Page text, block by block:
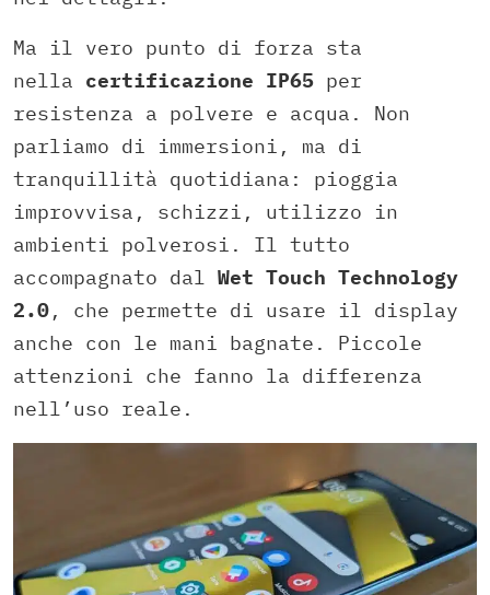
Ma il vero punto di forza sta
nella certificazione IP65 per
resistenza a polvere e acqua. Non
parliamo di immersioni, ma di
tranquillità quotidiana: pioggia
improvvisa, schizzi, utilizzo in
ambienti polverosi. Il tutto
accompagnato dal Wet Touch Technology
2.0, che permette di usare il display
anche con le mani bagnate. Piccole
attenzioni che fanno la differenza
nell’uso reale.